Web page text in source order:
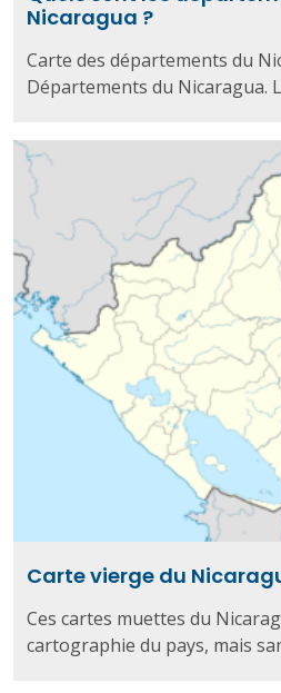
Nicaragua ?
Carte des départements du
Départements du Nicaragua.
Carte vierge du
Ces cartes muettes du
cartographie du pays, mais